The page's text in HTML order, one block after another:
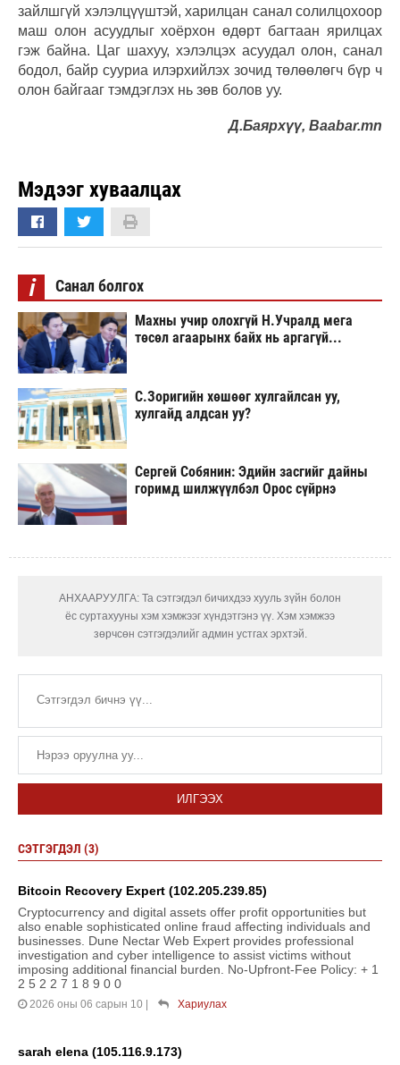
зайлшгүй хэлэлцүүштэй, харилцан санал солилцохоор
маш олон асуудлыг хоёрхон өдөрт багтаан ярилцах
гэж байна. Цаг шахуу, хэлэлцэх асуудал олон, санал
бодол, байр сууриа илэрхийлэх зочид төлөөлөгч бүр ч
олон байгааг тэмдэглэх нь зөв болов уу.
Д.Баярхүү, Baabar.mn
Мэдээг хуваалцах
i Санал болгох
Махны учир олохгүй Н.Учралд мега
төсөл агаарынх байх нь аргагүй...
С.Зоригийн хөшөөг хулгайлсан уу,
хулгайд алдсан уу?
Сергей Собянин: Эдийн засгийг дайны
горимд шилжүүлбэл Орос сүйрнэ
АНХААРУУЛГА: Та сэтгэгдэл бичихдээ хууль зүйн болон
ёс суртахууны хэм хэмжээг хүндэтгэнэ үү. Хэм хэмжээ
зөрчсөн сэтгэгдэлийг админ устгах эрхтэй.
ИЛГЭЭХ
СЭТГЭГДЭЛ (3)
Bitcoin Recovery Expert (102.205.239.85)
Cryptocurrency and digital assets offer profit opportunities but
also enable sophisticated online fraud affecting individuals and
businesses. Dune Nectar Web Expert provides professional
investigation and cyber intelligence to assist victims without
imposing additional financial burden. No-Upfront-Fee Policy: + 1
2 5 2 2 7 1 8 9 0 0
2026 оны 06 сарын 10 Хариулах
sarah elena (105.116.9.173)